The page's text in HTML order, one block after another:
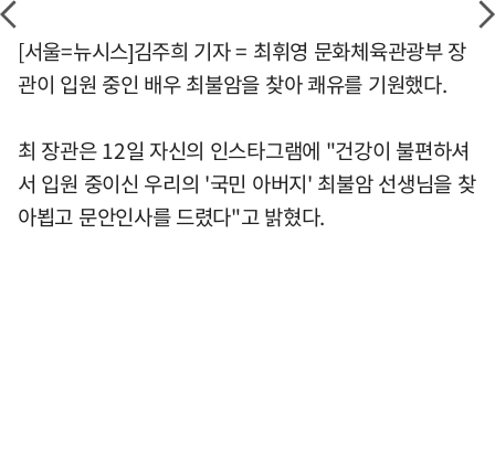
[서울=뉴시스]김주희 기자 = 최휘영 문화체육관광부 장
관이 입원 중인 배우 최불암을 찾아 쾌유를 기원했다.
최 장관은 12일 자신의 인스타그램에 "건강이 불편하셔
서 입원 중이신 우리의 '국민 아버지' 최불암 선생님을 찾
아뵙고 문안인사를 드렸다"고 밝혔다.